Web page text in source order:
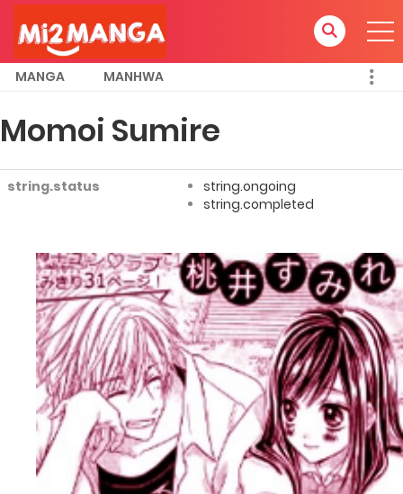
MANGA MANHWA
Momoi Sumire
string.status
string.ongoing
string.completed